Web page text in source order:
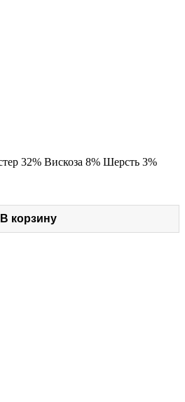
32% Вискоза 8% Шерсть 3%
В корзину